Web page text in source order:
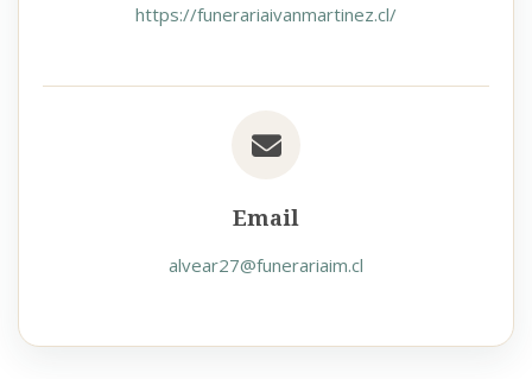
https://funerariaivanmartinez.cl/
Email
alvear27@funerariaim.cl